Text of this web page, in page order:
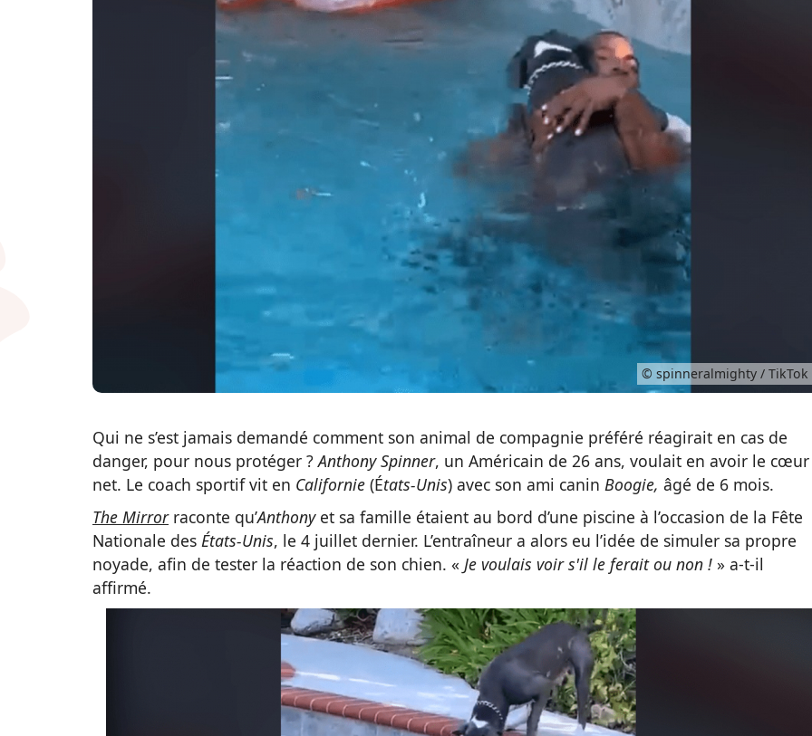
© spinneralmighty / TikTok
Qui ne s’est jamais demandé comment son animal de compagnie préféré réagirait en cas de
danger, pour nous protéger ?Anthony Spinner, un Américain de 26 ans, voulait en avoir le cœur
net. Le coach sportif vit en Californie (États-Unis) avec son ami canin Boogie, âgé de 6 mois.
The Mirrorraconte qu’Anthony et sa famille étaient au bord d’une piscine à l’occasion de la Fête
Nationale des États-Unis, le 4 juillet dernier. L’entraîneur a alors eu l’idée de simuler sa propre
noyade, afin de tester la réaction de son chien. « Je voulais voir s'il le ferait ou non ! » a-t-il
affirmé.